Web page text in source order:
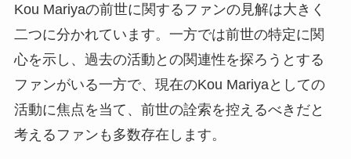
Kou Mariyaの前世に関するファンの見解は大きく
二つに分かれています。一方では前世の特定に関
心を示し、過去の活動との関連性を探ろうとする
ファンがいる一方で、現在のKou Mariyaとしての
活動に焦点を当て、前世の詮索を控えるべきだと
考えるファンも多数存在します。